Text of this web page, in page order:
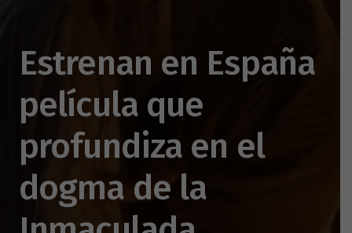
Estrenan en España
película que
profundiza en el
dogma de la